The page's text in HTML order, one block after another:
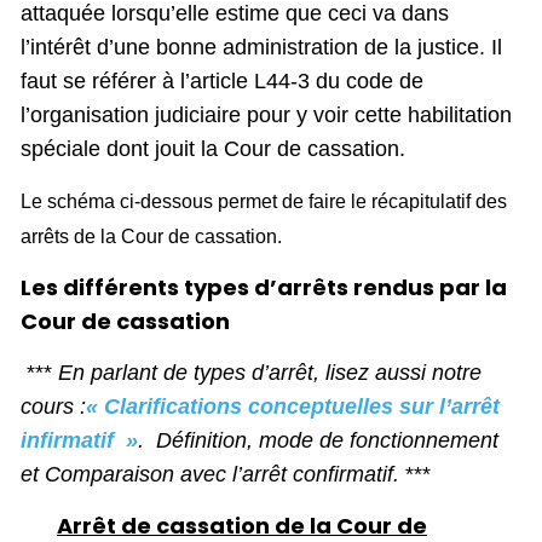
attaquée lorsqu’elle estime que ceci va dans
l’intérêt d’une bonne administration de la justice. Il
faut se référer à l’article L44-3 du code de
l’organisation judiciaire pour y voir cette habilitation
spéciale dont jouit la Cour de cassation.
Le schéma ci-dessous permet de faire le récapitulatif des
arrêts de la Cour de cassation.
Les différents types d’arrêts rendus par la
Cour de cassation
*** En parlant de types d’arrêt, lisez aussi notre
cours :« Clarifications conceptuelles sur l’arrêt
infirmatif ». Définition, mode de fonctionnement
et Comparaison avec l’arrêt confirmatif. ***
Arrêt de cassation de la Cour de